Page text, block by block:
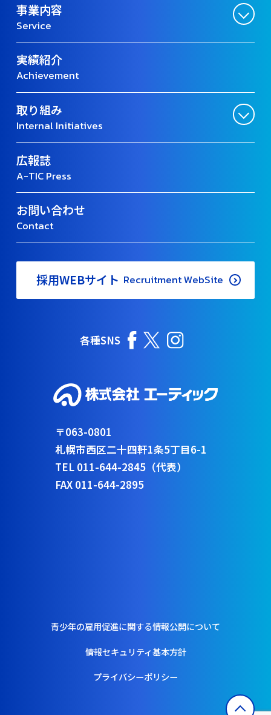
事業内容
Service
実績紹介
Achievement
取り組み
Internal Initiatives
広報誌
A-TIC Press
お問い合わせ
Contact
採用WEBサイト Recruitment WebSite
各種SNS
〒063-0801
札幌市西区二十四軒1条5丁目6-1
TEL 011-644-2845（代表）
FAX 011-644-2895
青少年の雇用促進に関する情報公開について
情報セキュリティ基本方針
プライバシーポリシー